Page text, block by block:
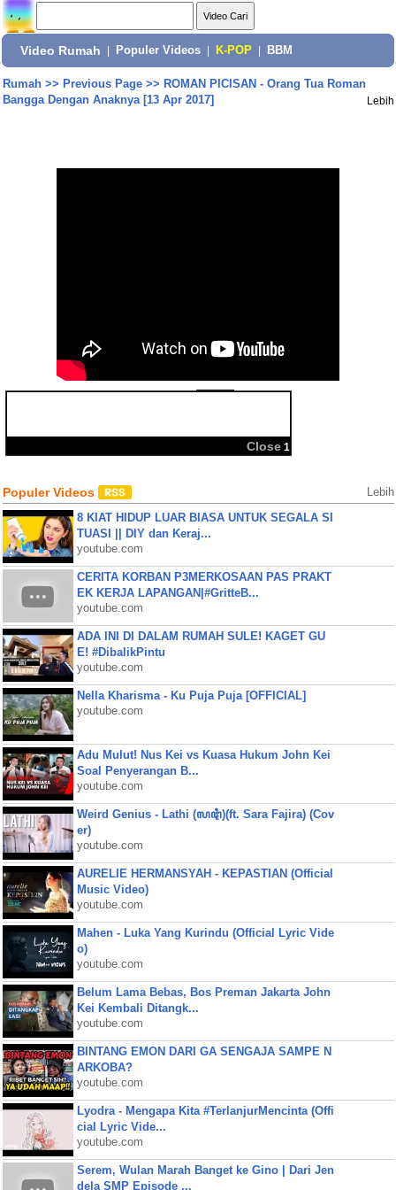
Video Rumah Populer Videos K-POP BBM
Rumah>> Previous Page>> ROMAN PICISAN - Orang Tua Roman
Bangga Dengan Anaknya [13 Apr 2017]
Lebih
BBM
Populer Videos Lebih
8 KIAT HIDUP LUAR BIASA UNTUK SEGALA SI
TUASI || DIY dan Keraj...
youtube.com
CERITA KORBAN P3MERKOSAAN PAS PRAKT
EK KERJA LAPANGAN|#GritteB...
youtube.com
ADA INI DI DALAM RUMAH SULE! KAGET GU
E! #DibalikPintu
youtube.com
Nella Kharisma - Ku Puja Puja [OFFICIAL]
youtube.com
Adu Mulut! Nus Kei vs Kuasa Hukum John Kei
Soal Penyerangan B...
youtube.com
Weird Genius - Lathi (ꦭꦛꦶ)(ft. Sara Fajira) (Cov
er)
youtube.com
AURELIE HERMANSYAH - KEPASTIAN (Official
Music Video)
youtube.com
Mahen - Luka Yang Kurindu (Official Lyric Vide
o)
youtube.com
Belum Lama Bebas, Bos Preman Jakarta John
Kei Kembali Ditangk...
youtube.com
BINTANG EMON DARI GA SENGAJA SAMPE N
ARKOBA?
youtube.com
Lyodra - Mengapa Kita #TerlanjurMencinta (Offi
cial Lyric Vide...
youtube.com
Serem, Wulan Marah Banget ke Gino | Dari Jen
dela SMP Episode ...